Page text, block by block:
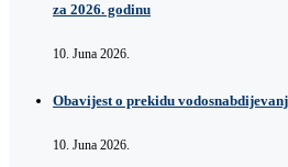
za 2026. godinu
10. Juna 2026.
Obavijest o prekidu
10. Juna 2026.